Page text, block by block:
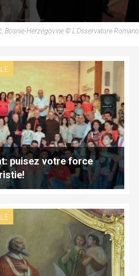
Bosnie-Herzégovine © L'Osservatore Romano
puisez votre force